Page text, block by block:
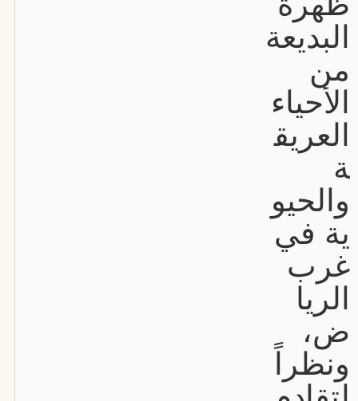
البديعة
من
الأحياء
العريق
ة
والحيو
ية في
غرب
الريا
ض،
ونظراً